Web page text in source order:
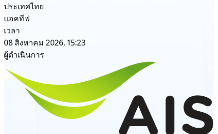
ประเทศไทย
แอคทีฟ
เวลา
08 สิงหาคม 2026, 15:23
ผู้ดำเนินการ